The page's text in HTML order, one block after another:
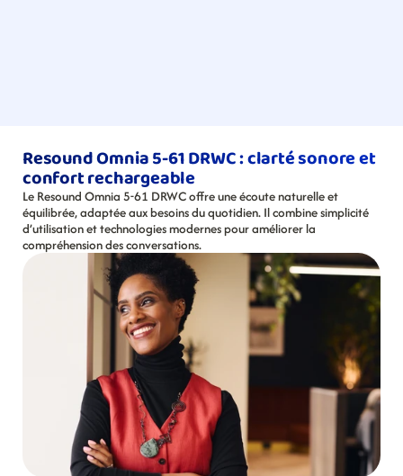
Resound Omnia 5-61 DRWC : clarté sonore et
confort rechargeable
Le Resound Omnia 5-61 DRWC offre une écoute naturelle et
équilibrée, adaptée aux besoins du quotidien. Il combine simplicité
d’utilisation et technologies modernes pour améliorer la
compréhension des conversations.